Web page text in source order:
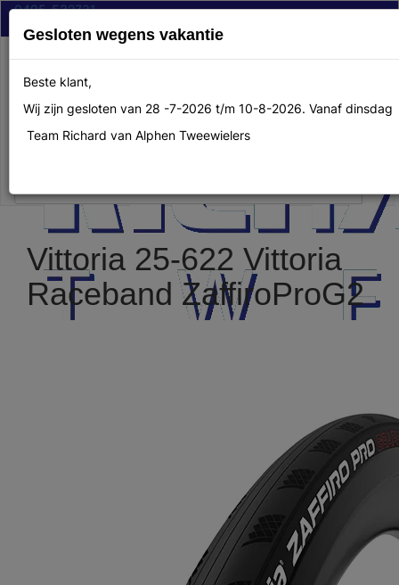
0495-532731
info@richardvanalphen.nl
Toggle
Vittoria 25-622 Vittoria
Raceband ZaffiroProG2
Gesloten wegens vakantie
Beste klant,
Wij zijn gesloten van 28 -7-2026 t/m 10-8-2026. Vanaf
Team Richard van Alphen Tweewielers